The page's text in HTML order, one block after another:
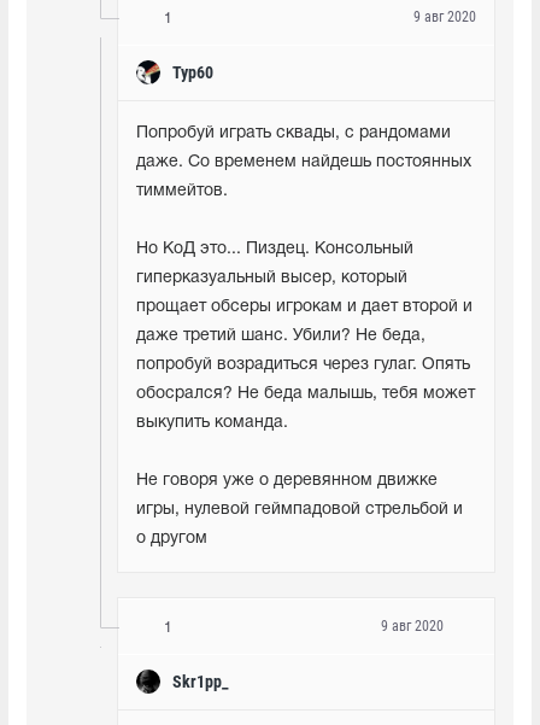
1
Typ60
9 авг 2020
Попробуй играть сквады, с рандомами
даже. Со временем найдешь постоянных
тиммейтов.
Но КоД это... Пиздец. Консольный
гиперказуальный высер, который
прощает обсеры игрокам и дает второй и
даже третий шанс. Убили? Не беда,
попробуй возрадиться через гулаг. Опять
обосрался? Не беда малышь, тебя может
выкупить команда.
Не говоря уже о деревянном движке
игры, нулевой геймпадовой стрельбой и
о другом
1
Skr1pp_
9 авг 2020